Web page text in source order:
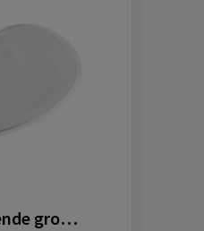
RFX™ Reflecterende grote hartjessticker